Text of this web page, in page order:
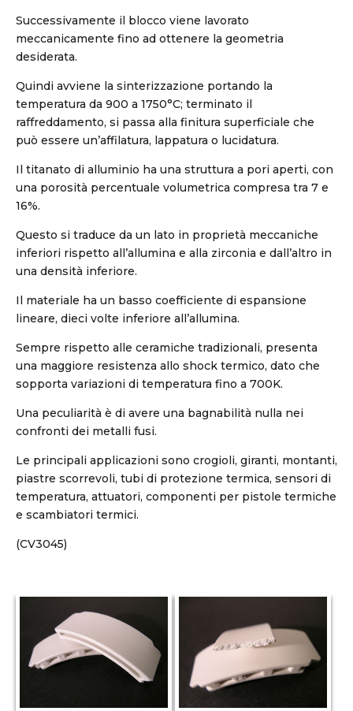
Successivamente il blocco viene lavorato
meccanicamente fino ad ottenere la geometria
desiderata.
Quindi avviene la sinterizzazione portando la
temperatura da 900 a 1750°C; terminato il
raffreddamento, si passa alla finitura superficiale che
può essere un’affilatura, lappatura o lucidatura.
Il titanato di alluminio ha una struttura a pori aperti, con
una porosità percentuale volumetrica compresa tra 7 e
16%.
Questo si traduce da un lato in proprietà meccaniche
inferiori rispetto all’allumina e alla zirconia e dall’altro in
una densità inferiore.
Il materiale ha un basso coefficiente di espansione
lineare, dieci volte inferiore all’allumina.
Sempre rispetto alle ceramiche tradizionali, presenta
una maggiore resistenza allo shock termico, dato che
sopporta variazioni di temperatura fino a 700K.
Una peculiarità è di avere una bagnabilità nulla nei
confronti dei metalli fusi.
Le principali applicazioni sono crogioli, giranti, montanti,
piastre scorrevoli, tubi di protezione termica, sensori di
temperatura, attuatori, componenti per pistole termiche
e scambiatori termici.
(CV3045)